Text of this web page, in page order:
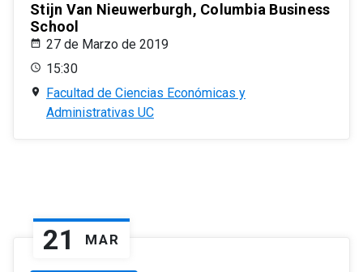
Stijn Van Nieuwerburgh, Columbia Business
School
27 de Marzo de 2019
15:30
Facultad de Ciencias Económicas y
Administrativas UC
21 MAR